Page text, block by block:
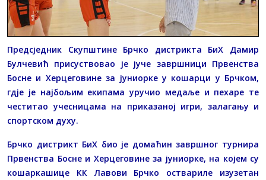
Предсједник Скупштине Брчко дистрикта БиХ Дамир
Булчевић присуствовао је јуче завршници Првенства
Босне и Херцеговине за јуниорке у кошарци у Брчком,
гдје је најбољим екипама уручио медаље и пехаре те
честитао учесницама на приказаној игри, залагању и
спортском духу.
Брчко дистрикт БиХ био је домаћин завршног турнира
Првенства Босне и Херцеговине за јуниорке, на којем су
кошаркашице КК Лавови Брчко оствариле изузетан